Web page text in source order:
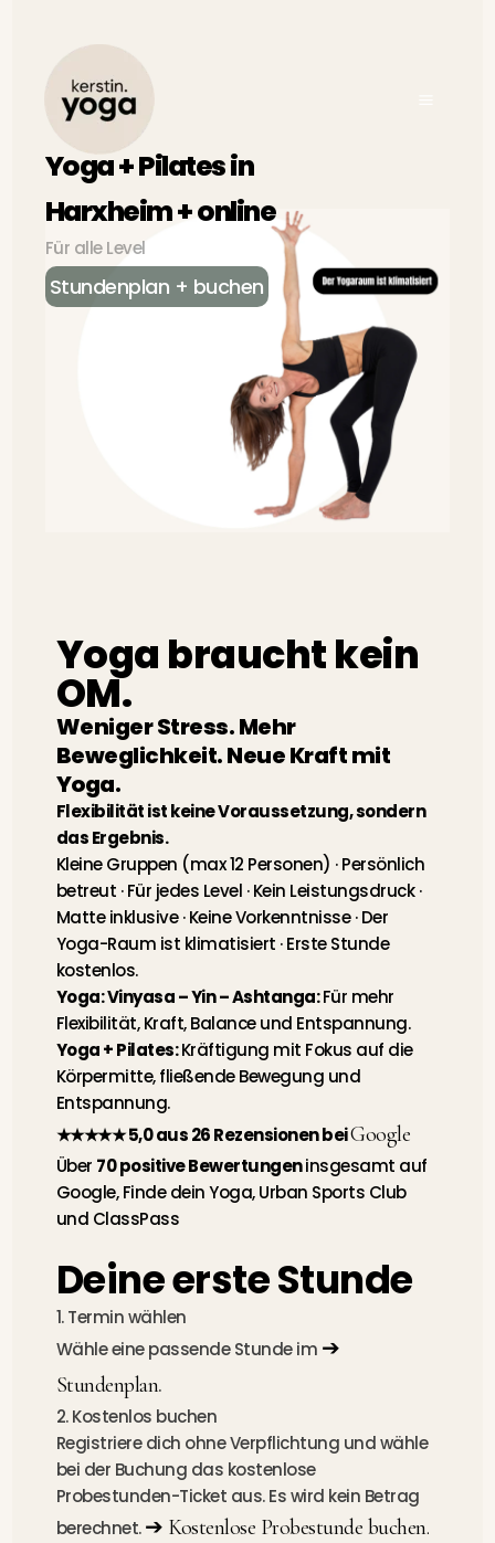
springen
Yoga + Pilates in
Harxheim + online
Für alle Level
Stundenplan + buchen
Yoga braucht kein
OM.
Weniger Stress. Mehr
Beweglichkeit. Neue Kraft mit
Yoga.
Flexibilität ist keine Voraussetzung, sondern
das Ergebnis.
Kleine Gruppen (max 12 Personen) · Persönlich
betreut · Für jedes Level · Kein Leistungsdruck ·
Matte inklusive ·Keine Vorkenntnisse · Der
Yoga-Raum ist klimatisiert ·Erste Stunde
kostenlos.
Yoga:Vinyasa – Yin – Ashtanga:Für mehr
Flexibilität, Kraft, Balance und Entspannung.
Yoga + Pilates:Kräftigung mit Fokus auf die
Körpermitte, fließende Bewegung und
Entspannung.
★★★★★ 5,0 aus 26 Rezensionen beiGoogle
Über 70 positive Bewertungeninsgesamt auf
Google, Finde dein Yoga, Urban Sports Club
und ClassPass
Deine erste Stunde
1. Termin wählen
Wähle eine passende Stunde im ➔
Stundenplan.
2. Kostenlos buchen
Registriere dich ohne Verpflichtung und wähle
bei der Buchung das kostenlose
Probestunden-Ticket aus.Es wird kein Betrag
berechnet.➔ Kostenlose Probestunde buchen.